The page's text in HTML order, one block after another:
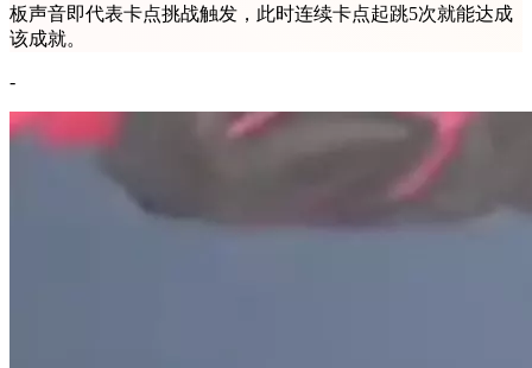
板声音即代表卡点挑战触发，此时连续卡点起跳5次就能达成
该成就。
-